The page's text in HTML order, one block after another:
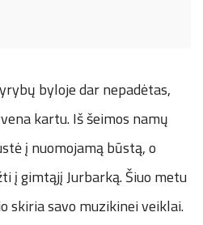
byloje dar nepadėtas,
kartu. Iš šeimos namų
į nuomojamą būstą, o
į gimtąjį Jurbarką. Šiuo metu
skiria savo muzikinei veiklai.